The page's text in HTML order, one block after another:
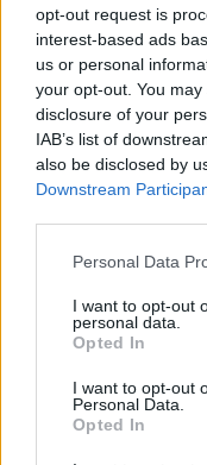
opt-out request is
interest-based ads
us or personal
your opt-out. You
disclosure of your
IAB’s list of
also be disclosed by
Downstream
Personal Data
I want to opt-out
personal data.
Opted In
I want to opt-out
Personal Data.
Opted In